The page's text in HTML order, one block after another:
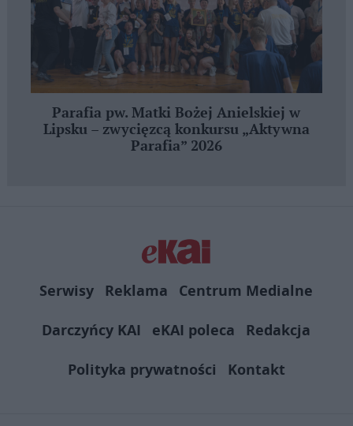
Parafia pw. Matki Bożej Anielskiej w
Lipsku – zwycięzcą konkursu „Aktywna
Parafia” 2026
Serwisy Reklama
Centrum Medialne
Darczyńcy KAI
eKAI poleca
Redakcja
Polityka prywatności
Kontakt